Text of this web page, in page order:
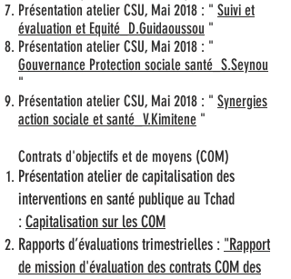
Présentation atelier CSU, Mai 2018 : " Suivi et
évaluation et Equité_D.Guidaoussou "
Présentation atelier CSU, Mai 2018 : "
Gouvernance Protection sociale santé_S.Seynou
"
Présentation atelier CSU, Mai 2018 : " Synergies
action sociale et santé_V.Kimitene "
Contrats d'objectifs et de moyens (COM)
Présentation atelier de capitalisation des
interventions en santé publique au Tchad
:Capitalisation sur les COM
Rapports d’évaluations trimestrielles : "Rapport
de mission d'évaluation des contrats COM des